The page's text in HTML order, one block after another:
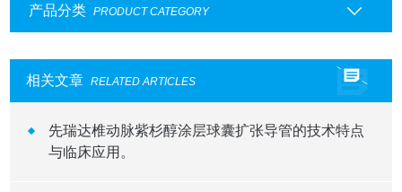
产品分类 PRODUCT CATEGORY
相关文章 RELATED ARTICLES
先瑞达椎动脉紫杉醇涂层球囊扩张导管的技术特点
与临床应用。